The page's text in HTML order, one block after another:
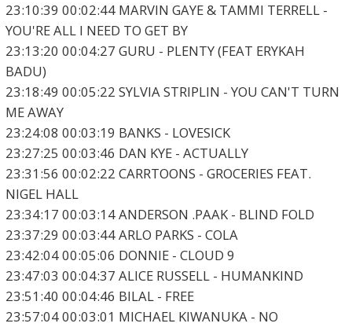
23:10:39 00:02:44 MARVIN GAYE & TAMMI TERRELL -
YOU'RE ALL I NEED TO GET BY
23:13:20 00:04:27 GURU - PLENTY (FEAT ERYKAH
BADU)
23:18:49 00:05:22 SYLVIA STRIPLIN - YOU CAN'T TURN
ME AWAY
23:24:08 00:03:19 BANKS - LOVESICK
23:27:25 00:03:46 DAN KYE - ACTUALLY
23:31:56 00:02:22 CARRTOONS - GROCERIES FEAT.
NIGEL HALL
23:34:17 00:03:14 ANDERSON .PAAK - BLIND FOLD
23:37:29 00:03:44 ARLO PARKS - COLA
23:42:04 00:05:06 DONNIE - CLOUD 9
23:47:03 00:04:37 ALICE RUSSELL - HUMANKIND
23:51:40 00:04:46 BILAL - FREE
23:57:04 00:03:01 MICHAEL KIWANUKA - NO